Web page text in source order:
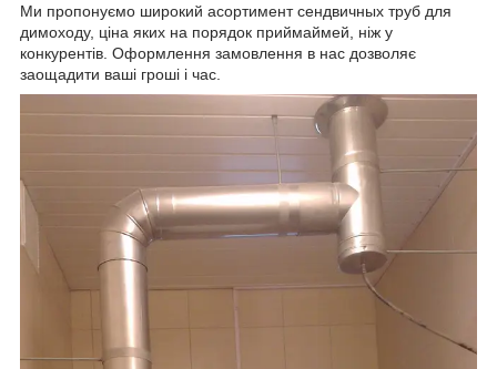
Ми пропонуємо широкий асортимент сендвичных труб для
димоходу, ціна яких на порядок приймаймей, ніж у
конкурентів. Оформлення замовлення в нас дозволяє
заощадити ваші гроші і час.